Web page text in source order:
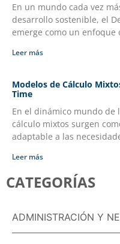
En un mundo cada vez
desarrollo sostenible, el
emerge como un enfoque
Leer más
Modelos de Cálculo
Time
En el dinámico mundo de
cálculo mixtos surgen
adaptable a las
Leer más
CATEGORÍAS
ADMINISTRACIÓN Y